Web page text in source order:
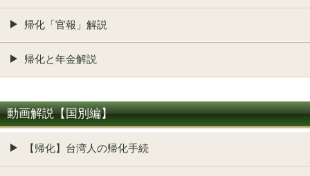
帰化「官報」解説
帰化と年金解説
動画解説【国別編】
【帰化】台湾人の帰化手続